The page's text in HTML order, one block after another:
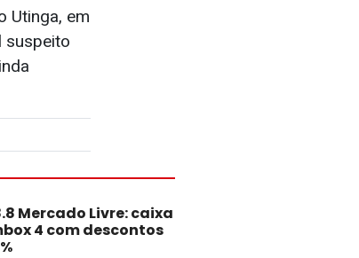
Utinga, em
suspeito
Mercado Livre: caixa
4 com descontos